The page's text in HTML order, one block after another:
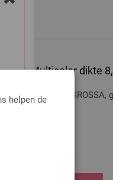
helpen de
Hout Multicolor dikte
LANA GROSSA,